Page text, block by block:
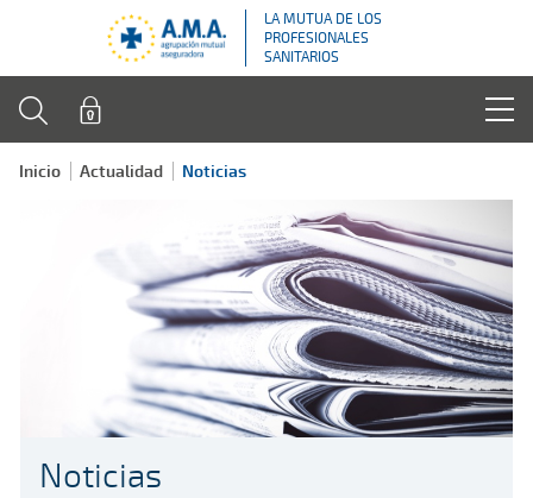
LA MUTUA DE LOS
PROFESIONALES
SANITARIOS
Inicio Actualidad Noticias
Noticias